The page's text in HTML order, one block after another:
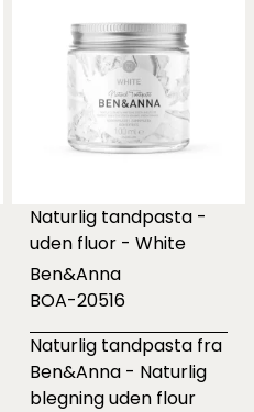
Naturlig tandpasta -
uden fluor - White
Ben&Anna
BOA-20516
Naturlig tandpasta fra
Ben&Anna - Naturlig
blegning uden flour